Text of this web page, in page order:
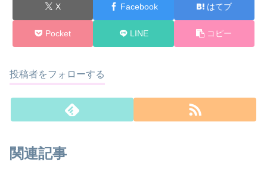
X Facebook はてブ
Pocket LINE コピー
投稿者をフォローする
関連記事